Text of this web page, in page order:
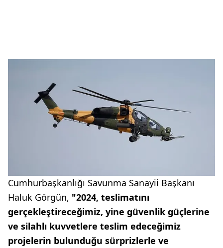
Cumhurbaşkanlığı Savunma Sanayii Başkanı
Haluk Görgün, "2024, teslimatını
gerçekleştireceğimiz, yine güvenlik güçlerine
ve silahlı kuvvetlere teslim edeceğimiz
projelerin bulunduğu sürprizlerle ve